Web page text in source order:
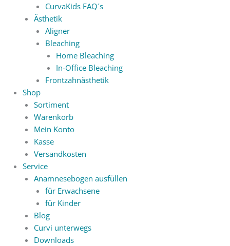
CurvaKids FAQ´s
Ästhetik
Aligner
Bleaching
Home Bleaching
In-Office Bleaching
Frontzahnästhetik
Shop
Sortiment
Warenkorb
Mein Konto
Kasse
Versandkosten
Service
Anamnesebogen ausfüllen
für Erwachsene
für Kinder
Blog
Curvi unterwegs
Downloads